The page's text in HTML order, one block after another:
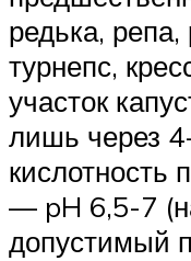
редька,
турнепс,
участок
лишь через
кислотность
— pH 6,5-7
допустимый